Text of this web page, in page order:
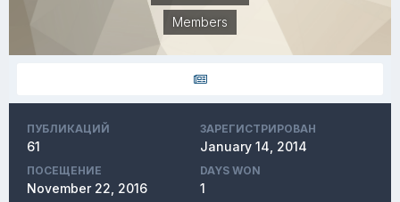
Members
ПУБЛИКАЦИЙ
61
ЗАРЕГИСТРИРОВАН
January 14, 2014
ПОСЕЩЕНИЕ
November 22, 2016
DAYS WON
1